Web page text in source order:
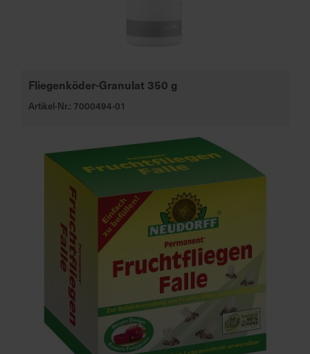
Fliegenköder-Granulat 350 g
Artikel-Nr.: 7000494-01